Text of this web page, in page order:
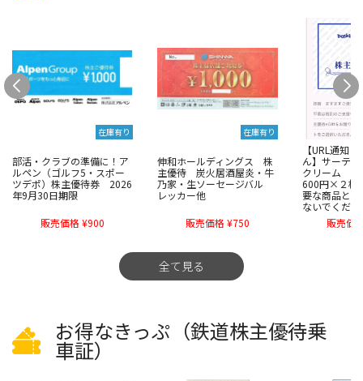
在庫有り
部活・クラブの準備に！ア
ルペン（ゴルフ5・スポー
ツデポ）株主優待券 2026
年9月30日期限
販売価格 ¥900
在庫有り
伸和ホールディングス 株
主優待 炭火居酒屋炎・牛
乃家・生ソーセージバル
レッカー他
販売価格 ¥750
【URL通知
ん】サーテ
クリーム
600円×２
要な商品と
ないでくだ
販売価
全て見る
お得なきっぷ（鉄道株主優待乗
車証）